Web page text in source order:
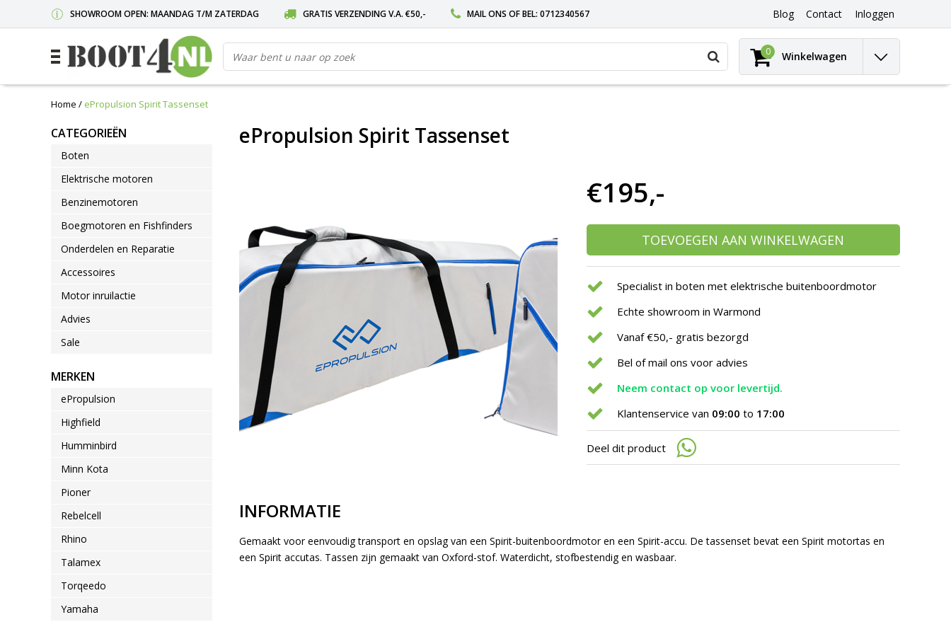
SHOWROOM OPEN: MAANDAG T/M ZATERDAG GRATIS VERZENDING V.A. €50,- MAIL ONS OF BEL: 0712340567 Blog Contact Inloggen
Gebruik
pijltjes
op
op
Enter
naar
geselecteerde
zoekresultaat
te
gaan.
Als
u
aanraaktoetsen
kunt
swipetekens
0 Winkelwagen
Home / ePropulsion Spirit Tassenset
CATEGORIEËN
Boten
Elektrische motoren
Benzinemotoren
Boegmotoren en Fishfinders
Onderdelen en Reparatie
Accessoires
Motor inruilactie
Advies
Sale
MERKEN
ePropulsion
Highfield
Humminbird
Minn Kota
Pioner
Rebelcell
Rhino
Talamex
Torqeedo
Yamaha
ePropulsion Spirit Tassenset
€195,-
TOEVOEGEN AAN WINKELWAGEN
Specialist in boten met elektrische buitenboordmotor
Echte showroom in Warmond
Vanaf €50,- gratis bezorgd
Bel of mail ons voor advies
Neem contact op voor levertijd.
Klantenservice van 09:00 to 17:00
Deel dit product
INFORMATIE
Gemaakt voor eenvoudig transport en opslag van een Spirit-buitenboordmotor en een Spirit-accu. De tassenset bevat een Spirit motortas en
een Spirit accutas. Tassen zijn gemaakt van Oxford-stof. Waterdicht, stofbestendig en wasbaar.